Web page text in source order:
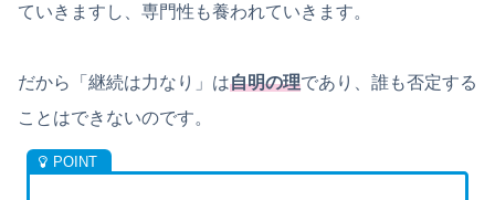
ていきますし、専門性も養われていきます。
だから「継続は力なり」は自明の理であり、誰も否定する
ことはできないのです。